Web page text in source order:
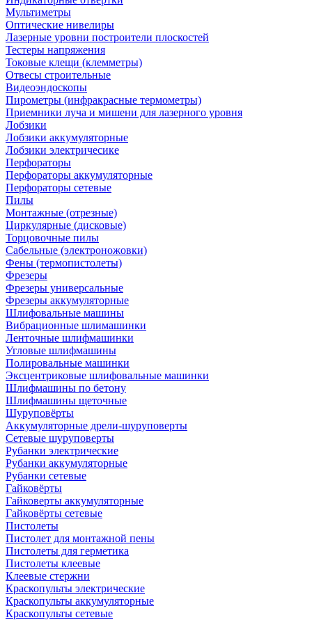
Мультиметры
Оптические нивелиры
Лазерные уровни построители плоскостей
Тестеры напряжения
Токовые клещи (клемметры)
Отвесы строительные
Видеоэндоскопы
Пирометры (инфракрасные термометры)
Приемники луча и мишени для лазерного уровня
Лобзики
Лобзики аккумуляторные
Лобзики электричесике
Перфораторы
Перфораторы аккумуляторные
Перфораторы сетевые
Пилы
Монтажные (отрезные)
Циркулярные (дисковые)
Торцовочные пилы
Сабельные (электроножовки)
Фены (термопистолеты)
Фрезеры
Фрезеры универсальные
Фрезеры аккумуляторные
Шлифовальные машины
Вибрационные шлимашинки
Ленточные шлифмашинки
Угловые шлифмашины
Полировальные машинки
Эксцентриковые шлифовальные машинки
Шлифмашины по бетону
Шлифмашины щеточные
Шуруповёрты
Аккумуляторные дрели-шуруповерты
Сетевые шуруповерты
Рубанки электрические
Рубанки аккумуляторные
Рубанки сетевые
Гайковёрты
Гайковерты аккумуляторные
Гайковёрты сетевые
Пистолеты
Пистолет для монтажной пены
Пистолеты для герметика
Пистолеты клеевые
Клеевые стержни
Краскопульты электрические
Краскопульты аккумуляторные
Краскопульты сетевые